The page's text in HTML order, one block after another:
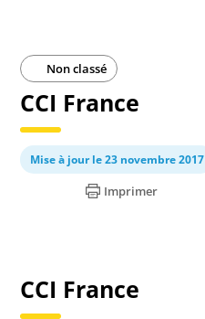
Non classé
CCI France
Mise à jour le 23 novembre 2017
Imprimer
CCI France